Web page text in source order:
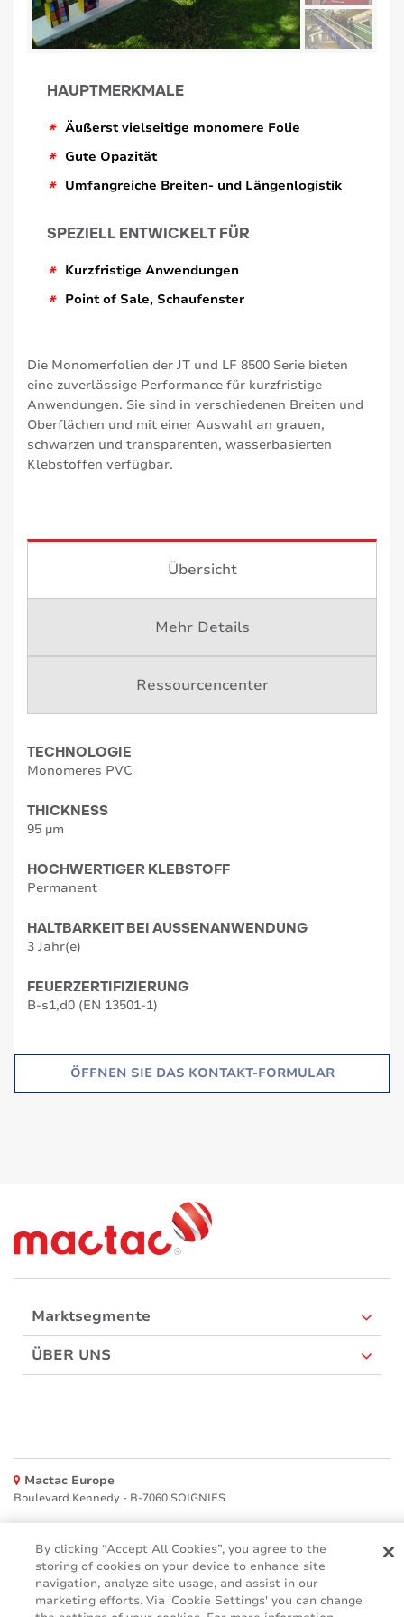
HAUPTMERKMALE
* Äußerst vielseitige monomere Folie
* Gute Opazität
* Umfangreiche Breiten- und Längenlogistik
SPEZIELL ENTWICKELT FÜR
* Kurzfristige Anwendungen
* Point of Sale, Schaufenster
Die Monomerfolien der JT und LF 8500 Serie bieten
eine zuverlässige Performance für kurzfristige
Anwendungen. Sie sind in verschiedenen Breiten und
Oberflächen und mit einer Auswahl an grauen,
schwarzen und transparenten, wasserbasierten
Klebstoffen verfügbar.
Übersicht
Mehr Details
Ressourcencenter
TECHNOLOGIE
Monomeres PVC
THICKNESS
95 µm
HOCHWERTIGER KLEBSTOFF
Permanent
HALTBARKEIT BEI AUSSENANWENDUNG
3 Jahr(e)
FEUERZERTIFIZIERUNG
B-s1,d0 (EN 13501-1)
ÖFFNEN SIE DAS KONTAKT-FORMULAR
Marktsegmente
ÜBER UNS
Mactac Europe
Boulevard Kennedy - B-7060 SOIGNIES
Websites
Mactac creative awards
www.mactaccreativeawards.com
By clicking “Accept All Cookies”, you agree to the
storing of cookies on your device to enhance site
navigation, analyze site usage, and assist in our
marketing efforts. Via 'Cookie Settings' you can change